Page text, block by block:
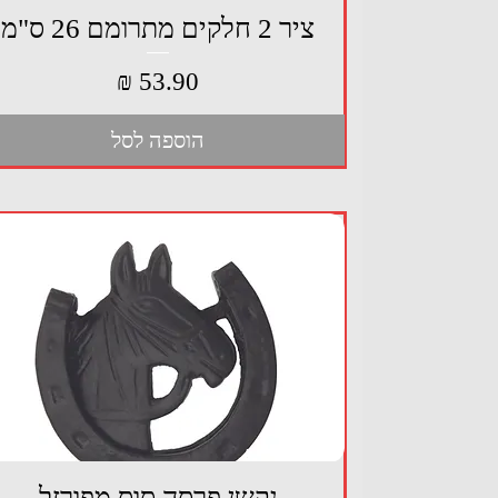
תצוגה מהירה ציר 2 חלקים מתרומם 26 ס"מ
מחיר
הוספה לסל
תצוגה מהירה